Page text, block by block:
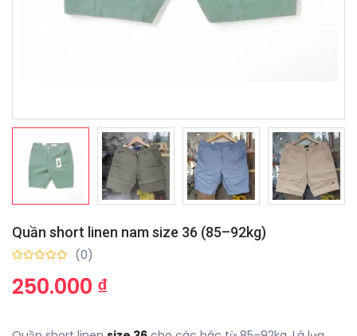
Quần short linen nam size 36 (85–92kg)
(0)
250.000 ₫